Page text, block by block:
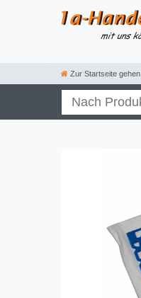
Zur Startseite gehen